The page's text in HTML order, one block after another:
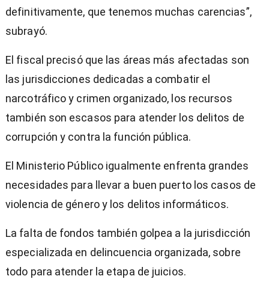
definitivamente, que tenemos muchas carencias”,
subrayó.
El fiscal precisó que las áreas más afectadas son
las jurisdicciones dedicadas a combatir el
narcotráfico y crimen organizado, los recursos
también son escasos para atender los delitos de
corrupción y contra la función pública.
El Ministerio Público igualmente enfrenta grandes
necesidades para llevar a buen puerto los casos de
violencia de género y los delitos informáticos.
La falta de fondos también golpea a la jurisdicción
especializada en delincuencia organizada, sobre
todo para atender la etapa de juicios.